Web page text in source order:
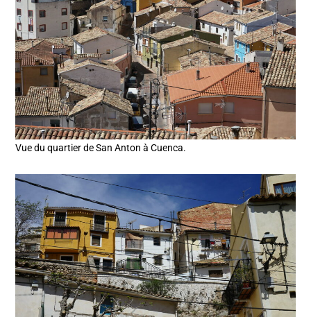
Vue du quartier de San Anton à Cuenca.